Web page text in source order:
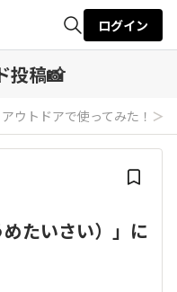
検索
ログイン
投稿📸
アウトドアで使ってみた！ ＞
たいさい）」に